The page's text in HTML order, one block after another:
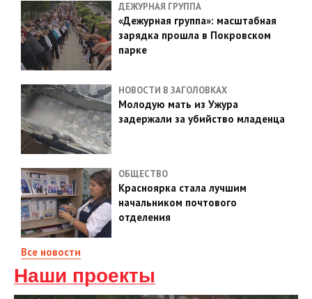
ДЕЖУРНАЯ ГРУППА
«Дежурная группа»: масштабная
зарядка прошла в Покровском
парке
НОВОСТИ В ЗАГОЛОВКАХ
Молодую мать из Ужура
задержали за убийство младенца
ОБЩЕСТВО
Красноярка стала лучшим
начальником почтового
отделения
Все новости
Наши проекты